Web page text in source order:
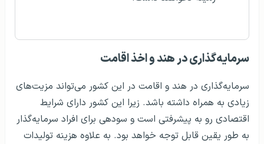
سرمایه‌گذاری در هند و اخذ اقامت
سرمایه‌گذاری در هند و اقامت در این کشور می‌تواند مزیت‌های
زیادی به همراه داشته باشد. زیرا این کشور دارای شرایط
اقتصادی رو به پیشرفتی است و سودهی برای افراد سرمایه‌گذار
به طور یقین قابل توجه خواهد بود. به علاوه هزینه تولیدات